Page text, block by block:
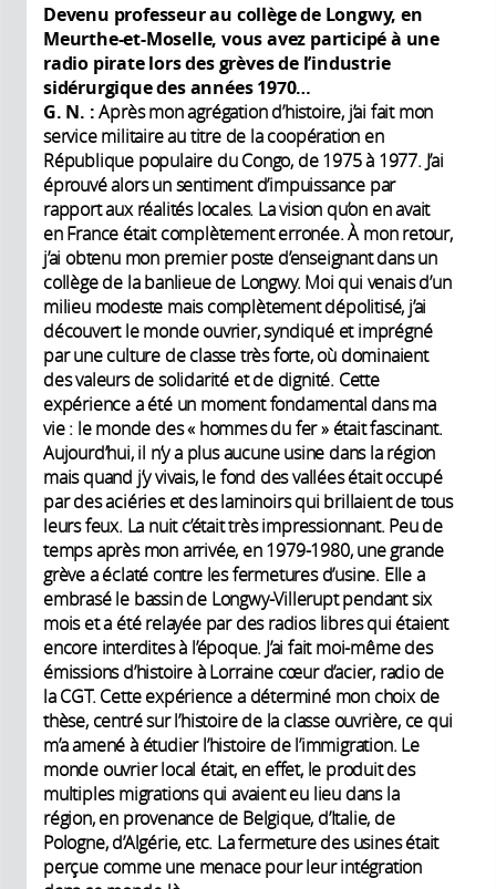
Devenu professeur au collège de Longwy, en
Meurthe-et-Moselle, vous avez participé à une
radio pirate lors des grèves de l’industrie
sidérurgique des années 1970…
G. N. :Après mon agrégation d’histoire, j’ai fait mon
service militaire au titre de la coopération en
République populaire du Congo, de 1975 à 1977. J’ai
éprouvé alors un sentiment d’impuissance par
rapport aux réalités locales. La vision qu’on en avait
en France était complètement erronée. À mon retour,
j’ai obtenu mon premier poste d’enseignant dans un
collège de la banlieue de Longwy. Moi qui venais d’un
milieu modeste mais complètement dépolitisé, j’ai
découvert le monde ouvrier, syndiqué et imprégné
par une culture de classe très forte, où dominaient
des valeurs de solidarité et de dignité. Cette
expérience a été un moment fondamental dans ma
vie : le monde des « hommes du fer » était fascinant.
Aujourd’hui, il n’y a plus aucune usine dans la région
mais quand j’y vivais, le fond des vallées était occupé
par des aciéries et des laminoirs qui brillaient de tous
leurs feux. La nuit c’était très impressionnant. Peu de
temps après mon arrivée, en 1979-1980, une grande
grève a éclaté contre les fermetures d’usine. Elle a
embrasé le bassin de Longwy-Villerupt pendant six
mois et a été relayée par des radios libres qui étaient
encore interdites à l’époque. J’ai fait moi-même des
émissions d’histoire à Lorraine cœur d’acier, radio de
la CGT. Cette expérience a déterminé mon choix de
thèse, centré sur l’histoire de la classe ouvrière, ce qui
m’a amené à étudier l’histoire de l’immigration. Le
monde ouvrier local était, en effet, le produit des
multiples migrations qui avaient eu lieu dans la
région, en provenance de Belgique, d’Italie, de
Pologne, d’Algérie, etc. La fermeture des usines était
perçue comme une menace pour leur intégration